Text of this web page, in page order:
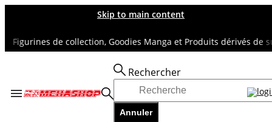
Skip to main content
de collection, Goodies Manga et Produits dérivés de
Rechercher
Annuler
Accueil